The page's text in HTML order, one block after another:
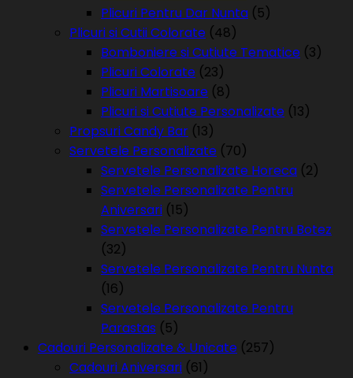
Plicuri Pentru Dar Nunta (5)
Plicuri si Cutii Colorate (48)
Bomboniere si Cutiute Tematice (3)
Plicuri Colorate (23)
Plicuri Martisoare (8)
Plicuri si Cutiute Personalizate (13)
Propsuri Candy Bar (13)
Servetele Personalizate (70)
Servetele Personalizate Horeca (2)
Servetele Personalizate Pentru
Aniversari (15)
Servetele Personalizate Pentru Botez
(32)
Servetele Personalizate Pentru Nunta
(16)
Servetele Personalizate Pentru
Parastas (5)
Cadouri Personalizate & Unicate (257)
Cadouri Aniversari (61)